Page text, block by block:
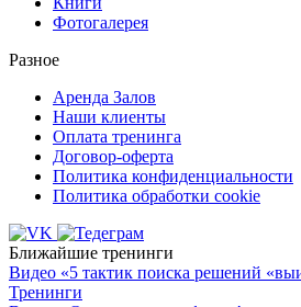
Фотогалерея
Разное
Аренда Залов
Наши клиенты
Оплата тренинга
Договор-оферта
Политика конфиденциальности
Политика обработки cookie
Ближайшие тренинги
Видео «5 тактик поиска решений
Тренинги